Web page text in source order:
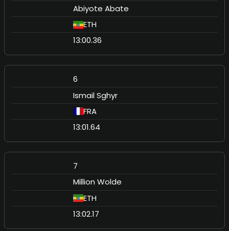
Abiyote Abate
ETH
13:00.36
6
Ismail Sghyr
FRA
13:01.64
7
Million Wolde
ETH
13:02.17